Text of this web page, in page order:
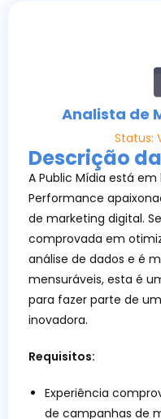
Analista de
Status:
Descrição
A Public Mídia está
Performance
de marketing digital.
comprovada em
análise de dados e é
mensuráveis, esta é
para fazer parte de
inovadora.
Requisitos:
Experiência
de campanhas de